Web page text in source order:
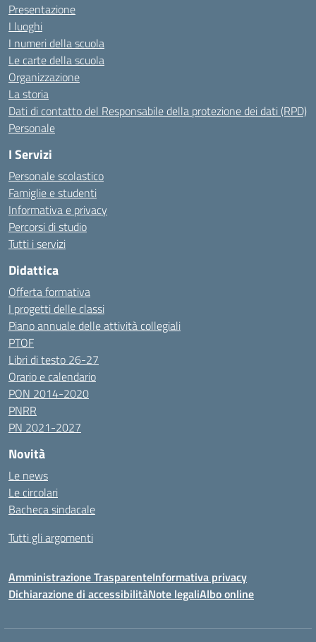
Presentazione
I luoghi
I numeri della scuola
Le carte della scuola
Organizzazione
La storia
Dati di contatto del Responsabile della protezione dei dati (RPD)
Personale
I Servizi
Personale scolastico
Famiglie e studenti
Informativa e privacy
Percorsi di studio
Tutti i servizi
Didattica
Offerta formativa
I progetti delle classi
Piano annuale delle attività collegiali
PTOF
Libri di testo 26-27
Orario e calendario
PON 2014-2020
PNRR
PN 2021-2027
Novità
Le news
Le circolari
Bacheca sindacale
Tutti gli argomenti
Amministrazione TrasparenteInformativa privacy
Dichiarazione di accessibilitàNote legaliAlbo online